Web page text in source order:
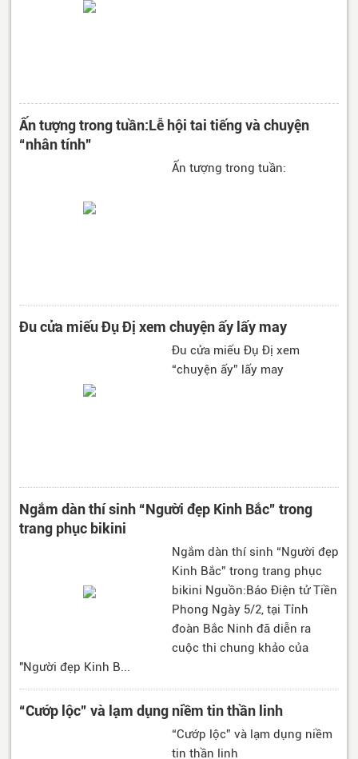
Ấn tượng trong tuần:Lễ hội tai tiếng và chuyện
“nhân tính”
Ấn tượng trong tuần:
Đu cửa miếu Đụ Đị xem chuyện ấy lấy may
Đu cửa miếu Đụ Đị xem
“chuyện ấy” lấy may
Ngắm dàn thí sinh “Người đẹp Kinh Bắc” trong
trang phục bikini
Ngắm dàn thí sinh “Người đẹp
Kinh Bắc” trong trang phục
bikini Nguồn:Báo Điện tử Tiền
Phong Ngày 5/2, tại Tỉnh
đoàn Bắc Ninh đã diễn ra
cuộc thi chung khảo của
"Người đẹp Kinh B...
“Cướp lộc” và lạm dụng niềm tin thần linh
“Cướp lộc” và lạm dụng niềm
tin thần linh